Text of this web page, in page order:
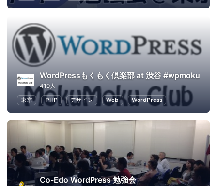
WordPressもくもく倶楽部 at 渋谷 #wpmoku
419人
東京
PHP デザイン Web WordPress
Co-Edo WordPress 勉強会